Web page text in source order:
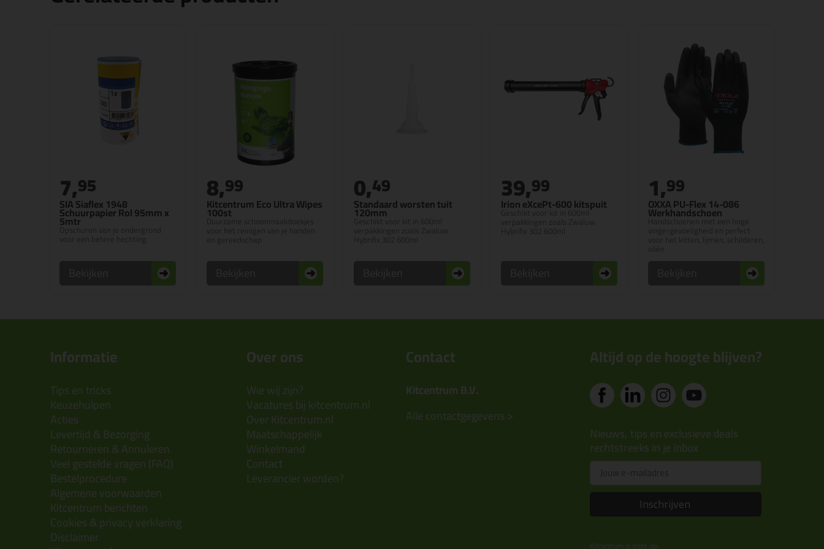
SIA Siaflex 1948
Schuurpapier Rol 95mm x
5mtr
Opschuren van je ondergrond
7,95
Kitcentrum Eco Ultra Wipes
100st
Duurzame schoonmaakdoekjes
8,99
Standaard worsten tuit
120mm
Geschikt voor kit in 600ml
0,49
Irion eXcePt-600 kitspuit
Geschikt voor kit in 600ml
39,99
OXXA PU-Flex 14-086
Werkhandschoen
Handschoenen met een hoge
1,99
Informatie
Tips en tricks
Keuzehulpen
Acties
Levertijd & Bezorging
Retourneren & Annuleren
Veel gestelde vragen (FAQ)
Bestelprocedure
Algemene voorwaarden
Kitcentrum berichten
Cookies & privacy verklaring
Disclaimer
Over ons
Wie wij zijn?
Vacatures bij kitcentrum.nl
Over Kitcentrum.nl
Maatschappelijk
Winkelmand
Contact
Leverancier worden?
Contact
Kitcentrum B.V.
Alle contactgegevens >
Altijd op de hoogte blijven?
Nieuws, tips en exclusieve deals
rechtstreeks in je inbox
Inschrijven
Kitcentrum is trots op: